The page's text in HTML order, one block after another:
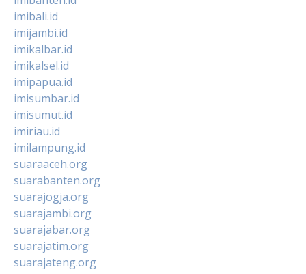
imibali.id
imijambi.id
imikalbar.id
imikalsel.id
imipapua.id
imisumbar.id
imisumut.id
imiriau.id
imilampung.id
suaraaceh.org
suarabanten.org
suarajogja.org
suarajambi.org
suarajabar.org
suarajatim.org
suarajateng.org